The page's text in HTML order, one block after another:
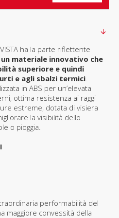
ha la parte riflettente
un materiale innovativo che
superiore e quindi
e agli sbalzi termici.
in ABS per un’elevata
ottima resistenza ai raggi
estreme, dotata di visiera
la visibilità dello
o pioggia.
performabilità del
maggiore convessità della